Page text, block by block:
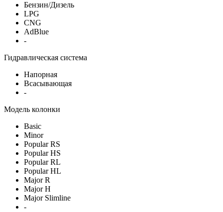
Бензин/Дизель
LPG
CNG
AdBlue
-
Гидравлическая система
Напорная
Всасывающая
-
Модель колонки
Basic
Minor
Popular RS
Popular HS
Popular RL
Popular HL
Major R
Major H
Major Slimline
-